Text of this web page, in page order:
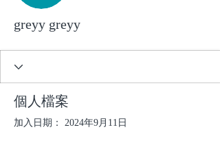
greyy greyy
個人檔案
加入日期： 2024年9月11日